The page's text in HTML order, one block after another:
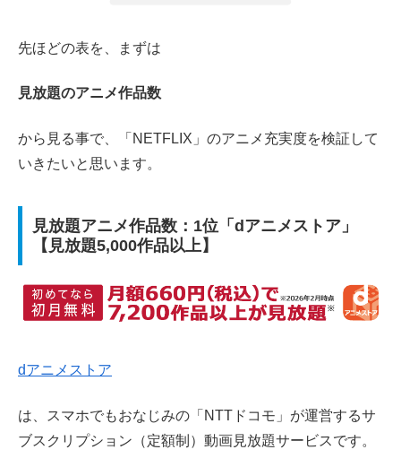
先ほどの表を、まずは
見放題のアニメ作品数
から見る事で、「NETFLIX」のアニメ充実度を検証して
いきたいと思います。
見放題アニメ作品数：1位「dアニメストア」
【見放題5,000作品以上】
dアニメストア
は、
スマホでもおなじみの「NTTドコモ」が運営するサ
ブスクリプション（定額制）動画見放題サービスです。